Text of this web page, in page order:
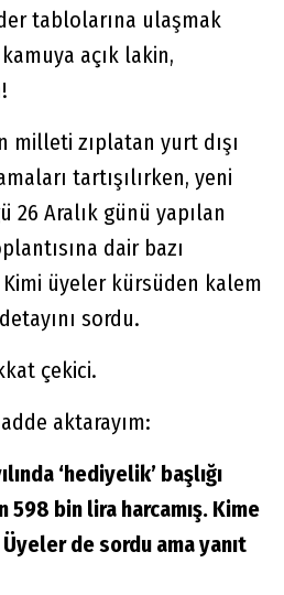
tablolarına ulaşmak
açık lakin,
milleti zıplatan yurt dışı
tartışılırken, yeni
26 Aralık günü yapılan
dair bazı
Kimi üyeler kürsüden kalem
sordu.
çekici.
aktarayım:
‘hediyelik’ başlığı
598 bin lira harcamış. Kime
Üyeler de sordu ama yanıt